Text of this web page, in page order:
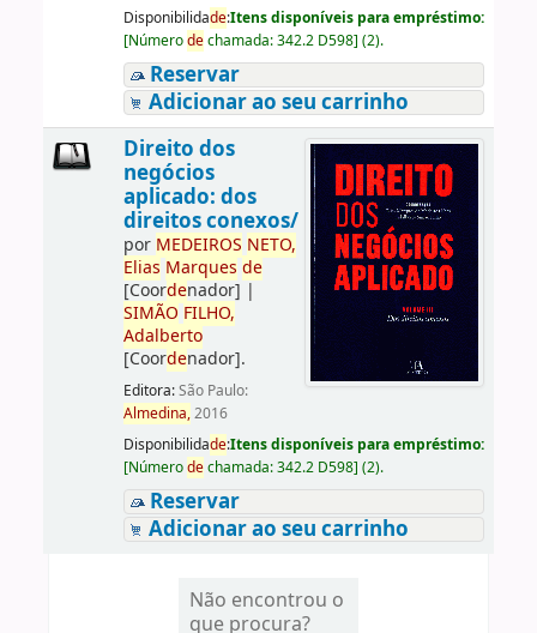
Disponibilidade:Itens disponíveis para empréstimo:
[Númerodechamada:342.2 D598] (2).
Reservar
Adicionar ao seu carrinho
Direito dos
negócios
aplicado: dos
direitos conexos/
por MEDEIROS NETO,
Elias Marques de
[Coordenador] |
SIMÃO FILHO,
Adalberto
[Coordenador].
Editora:São Paulo:
Almedina,2016
Disponibilidade:Itens disponíveis para empréstimo:
[Númerodechamada:342.2 D598] (2).
Reservar
Adicionar ao seu carrinho
Não encontrou o
que procura?